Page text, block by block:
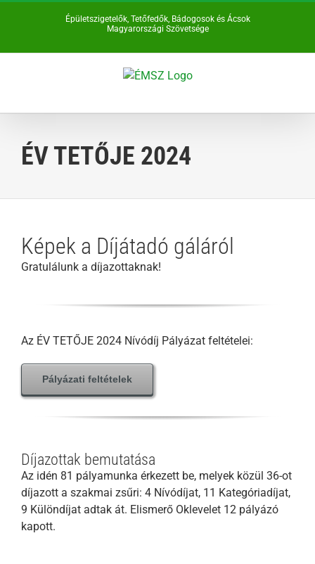
Épületszigetelők, Tetőfedők, Bádogosok és Ácsok
Magyarországi Szövetsége
ÉV TETŐJE 2024
Képek a Díjátadó gáláról
Gratulálunk a díjazottaknak!
Az ÉV TETŐJE 2024 Nívódíj Pályázat feltételei:
Pályázati feltételek
Díjazottak bemutatása
Az idén 81 pályamunka érkezett be, melyek közül 36-ot
díjazott a szakmai zsűri: 4 Nívódíjat, 11 Kategóriadíjat,
9 Különdíjat adtak át. Elismerő Oklevelet 12 pályázó
kapott.